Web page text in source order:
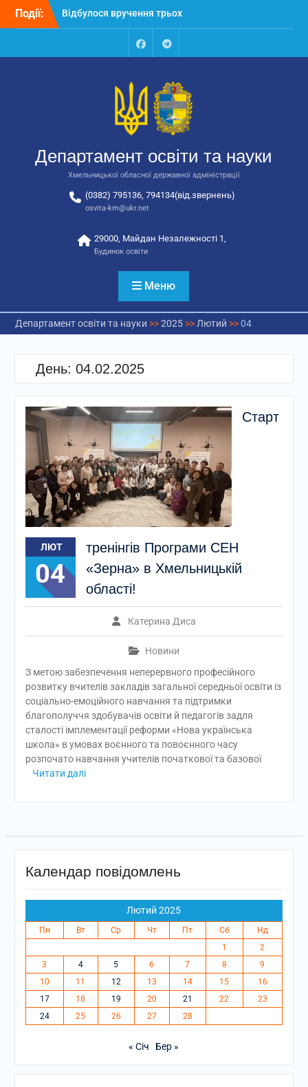
Перейти
Події:
Відбулося вручення трьох
автобусів для потреб
Відбулося засідання
освіти та науки обласної
державної адміністрації
Відбулась обласна
національно-патріотичне
виховання
FacebookTalegram
Департамент освіти та науки
Хмельницької обласної державної адміністрації
(0382) 795136, 794134(від.звернень)
osvita-km@ukr.net
29000, Майдан Незалежності 1,
Будинок освіти
Меню
Департамент освіти та науки >>2025>> Лютий >>04
День: 04.02.2025
ЛЮТ
04
Старт
тренінгів Програми СЕН
«Зерна» в Хмельницькій
області!
Катерина Диса
Новини
З метою забезпечення неперервного професійного
розвитку вчителів закладів загальної середньої освіти із
соціально-емоційного навчання та підтримки
благополуччя здобувачів освіти й педагогів задля
сталості імплементації реформи «Нова українська
школа» в умовах воєнного та повоєнного часу
розпочато навчання учителів початкової та базової
Читати далі
Календар повідомлень
Лютий 2025
Пн Вт Ср Чт Пт Сб
Нд
1
2
3
4 5 6 7 8
9
10
11 12 13 14 15
16
17
18 19 20 21 22
23
24
25 26 27 28
« Січ Бер »